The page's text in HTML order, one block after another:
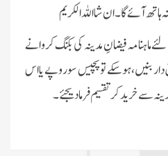
آئے گا۔ان شا اللہ الکریم
ایک فرد کو 12ماہ کے لئے ماہنامہ فیضانِ مدینہ کی بکنگ کروانے
بنیں، ہوسکے تو پچیس سو روپے یا اس
سے خرید کر تقسیم فرمادیجئے۔